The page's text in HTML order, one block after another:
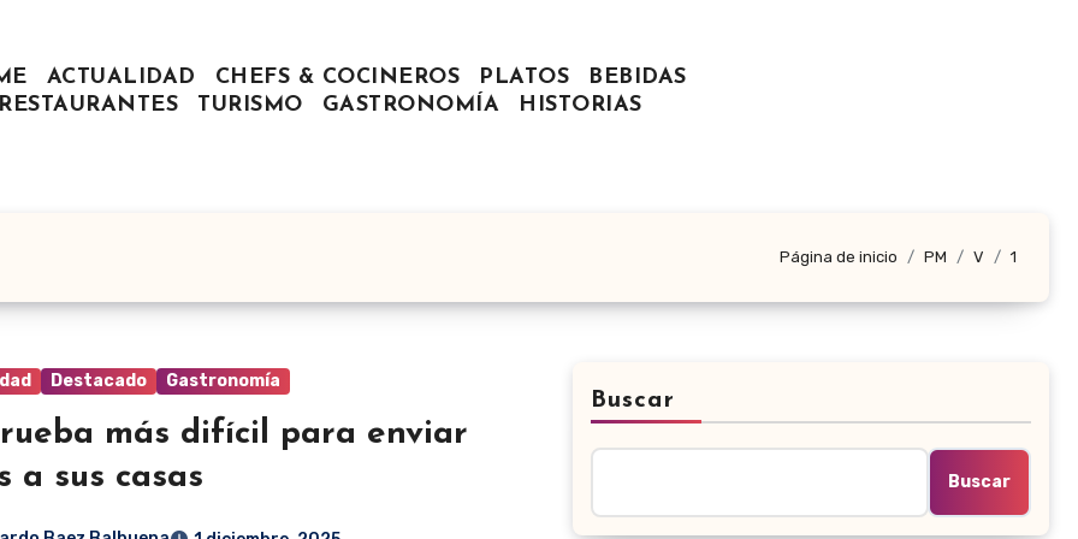
ACTUALIDAD CHEFS & COCINEROS PLATOS
BEBIDAS
RESTAURANTES
TURISMO GASTRONOMÍA HISTORIAS
Página de inicio PM V 1
Destacado Gastronomía
más difícil para enviar
a sus casas
Buscar
Buscar